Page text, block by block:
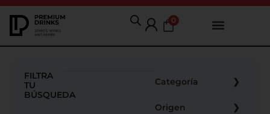
0
FILTRA
TU
BÚSQUEDA
Categoría
Origen